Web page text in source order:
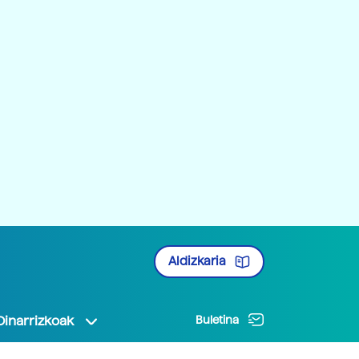
Aldizkaria
Buletina